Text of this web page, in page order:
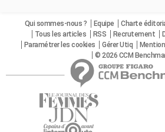
Qui sommes-nous ? Equipe Charte
Tous les articles
RSS Recrutement
Paramétrer les cookies
Gérer Utiq
© 2026 CCM